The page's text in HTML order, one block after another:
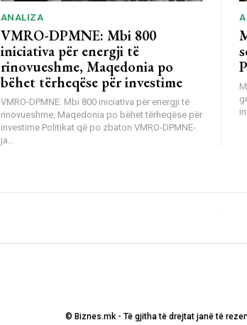
ANALIZA
VMRO-DPMNE: Mbi 800
iniciativa për energji të
rinovueshme, Maqedonia po
bëhet tërheqëse për investime
VMRO-DPMNE: Mbi 800 iniciativa për energji të
rinovueshme, Maqedonia po bëhet tërheqëse për
investime Politikat që po zbaton VMRO-DPMNE-
ja...
© Biznes.mk - Të gjitha të drejtat janë të